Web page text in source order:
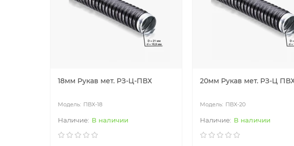
18мм Рукав мет. РЗ-Ц-ПВХ
ПВХ-18
В наличии
20мм Рукав мет. РЗ-Ц
ПВХ-20
В наличии